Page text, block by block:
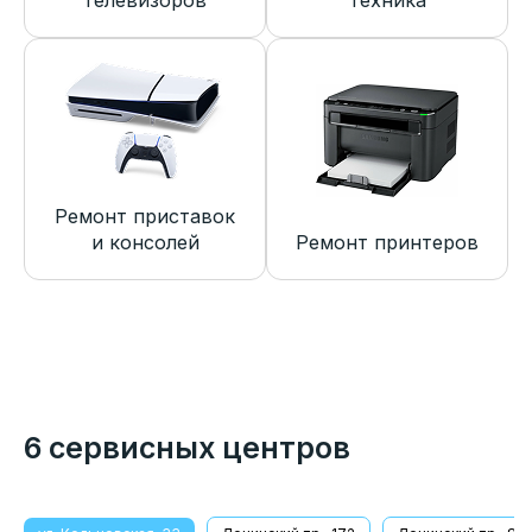
Ремонт приставок
и консолей
Ремонт принтеров
6 сервисных центров